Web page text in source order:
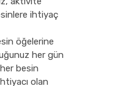
ihtiyaç
öğelerine
her gün
besin
olan